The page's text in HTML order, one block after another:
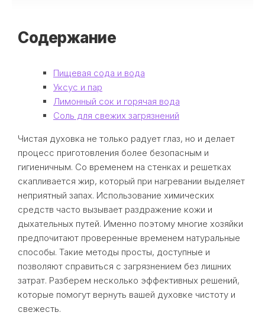
Содержание
Пищевая сода и вода
Уксус и пар
Лимонный сок и горячая вода
Соль для свежих загрязнений
Чистая духовка не только радует глаз, но и делает
процесс приготовления более безопасным и
гигиеничным. Со временем на стенках и решетках
скапливается жир, который при нагревании выделяет
неприятный запах. Использование химических
средств часто вызывает раздражение кожи и
дыхательных путей. Именно поэтому многие хозяйки
предпочитают проверенные временем натуральные
способы. Такие методы просты, доступные и
позволяют справиться с загрязнением без лишних
затрат. Разберем несколько эффективных решений,
которые помогут вернуть вашей духовке чистоту и
свежесть.